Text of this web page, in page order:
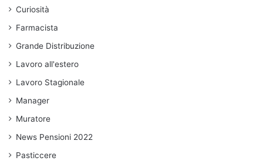
Curiosità
Farmacista
Grande Distribuzione
Lavoro all'estero
Lavoro Stagionale
Manager
Muratore
News Pensioni 2022
Pasticcere